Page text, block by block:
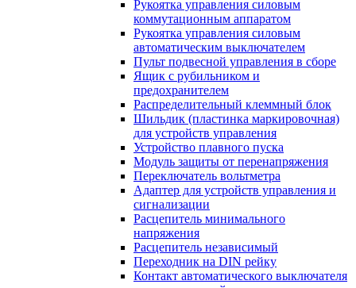
Рукоятка управления силовым
коммутационным аппаратом
Рукоятка управления силовым
автоматическим выключателем
Пульт подвесной управления в сборе
Ящик с рубильником и
предохранителем
Распределительный клеммный блок
Шильдик (пластинка маркировочная)
для устройств управления
Устройство плавного пуска
Модуль защиты от перенапряжения
Переключатель вольтметра
Адаптер для устройств управления и
сигнализации
Расцепитель минимального
напряжения
Расцепитель независимый
Переходник на DIN рейку
Контакт автоматического выключателя